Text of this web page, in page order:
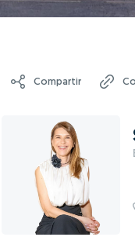
Compartir